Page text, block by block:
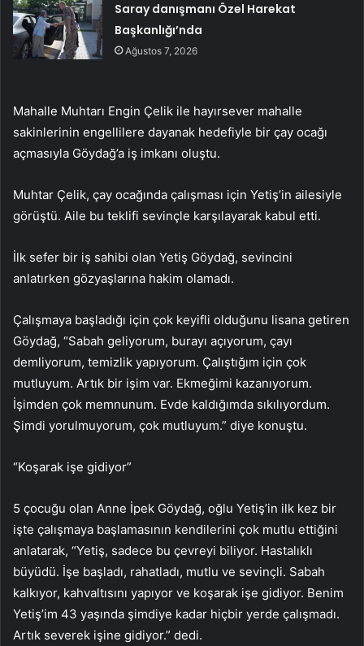
Saray danışmanı Özel Harekat
Başkanlığı’nda
Ağustos 7, 2026
Mahalle Muhtarı Engin Çelik ile hayırsever mahalle
sakinlerinin engellilere dayanak hedefiyle bir çay ocağı
açmasıyla Göydağ’a iş imkanı oluştu.
Muhtar Çelik, çay ocağında çalışması için Yetiş’in ailesiyle
görüştü. Aile bu teklifi sevinçle karşılayarak kabul etti.
İlk sefer bir iş sahibi olan Yetiş Göydağ, sevincini
anlatırken gözyaşlarına hakim olamadı.
Çalışmaya başladığı için çok keyifli olduğunu lisana getiren
Göydağ, “Sabah geliyorum, burayı açıyorum, çayı
demliyorum, temizlik yapıyorum. Çalıştığım için çok
mutluyum. Artık bir işim var. Ekmeğimi kazanıyorum.
İşimden çok memnunum. Evde kaldığımda sıkılıyordum.
Şimdi yorulmuyorum, çok mutluyum.” diye konuştu.
“Koşarak işe gidiyor”
5 çocuğu olan Anne İpek Göydağ, oğlu Yetiş’in ilk kez bir
işte çalışmaya başlamasının kendilerini çok mutlu ettiğini
anlatarak, “Yetiş, sadece bu çevreyi biliyor. Hastalıklı
büyüdü. İşe başladı, rahatladı, mutlu ve sevinçli. Sabah
kalkıyor, kahvaltısını yapıyor ve koşarak işe gidiyor. Benim
Yetiş’im 43 yaşında şimdiye kadar hiçbir yerde çalışmadı.
Artık severek işine gidiyor.” dedi.